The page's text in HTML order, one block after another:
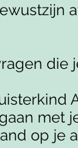
die
met
op je